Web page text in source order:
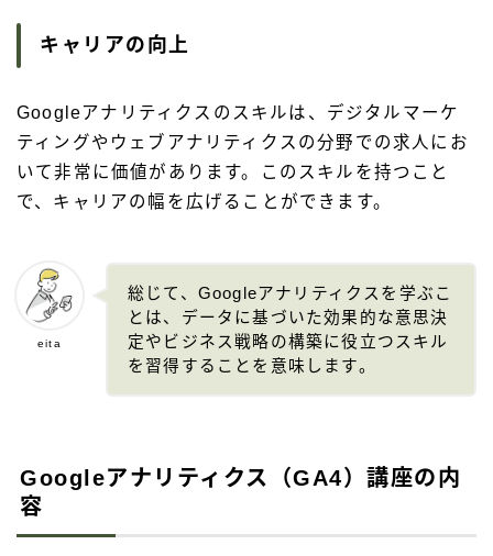
キャリアの向上
Googleアナリティクスのスキルは、デジタルマーケ
ティングやウェブアナリティクスの分野での求人にお
いて非常に価値があります。このスキルを持つこと
で、キャリアの幅を広げることができます。
eita
総じて、Googleアナリティクスを学ぶこ
とは、データに基づいた効果的な意思決
定やビジネス戦略の構築に役立つスキル
を習得することを意味します。
Googleアナリティクス（GA4）講座の内
容